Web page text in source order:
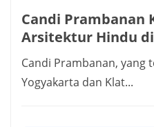
Candi Prambanan
Arsitektur Hindu
Candi Prambanan, yang
Yogyakarta dan Klat...